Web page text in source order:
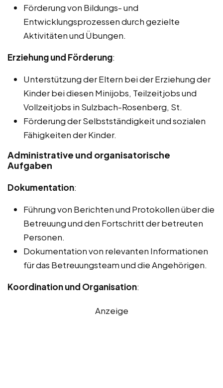
Förderung von Bildungs- und
Entwicklungsprozessen durch gezielte
Aktivitäten und Übungen.
Erziehung und Förderung:
Unterstützung der Eltern bei der Erziehung der
Kinder bei diesen Minijobs, Teilzeitjobs und
Vollzeitjobs in Sulzbach-Rosenberg, St.
Förderung der Selbstständigkeit und sozialen
Fähigkeiten der Kinder.
Administrative und organisatorische
Aufgaben
Dokumentation:
Führung von Berichten und Protokollen über die
Betreuung und den Fortschritt der betreuten
Personen.
Dokumentation von relevanten Informationen
für das Betreuungsteam und die Angehörigen.
Koordination und Organisation:
Anzeige